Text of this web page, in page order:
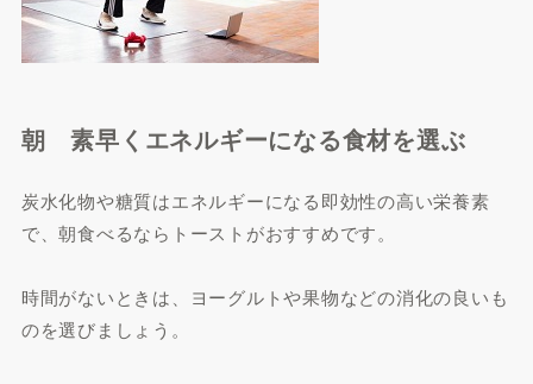
朝 素早くエネルギーになる食材を選ぶ
炭水化物や糖質はエネルギーになる即効性の高い栄養素
で、朝食べるならトーストがおすすめです。
時間がないときは、ヨーグルトや果物などの消化の良いも
のを選びましょう。